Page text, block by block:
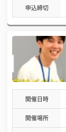
申込締切
開催日時
開催場所